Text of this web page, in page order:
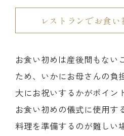
レストランでお食い
お食い初めは産後間もない
ため、いかにお母さんの負
大にお祝いするかがポイン
お食い初めの儀式に使用す
料理を準備するのが難しい